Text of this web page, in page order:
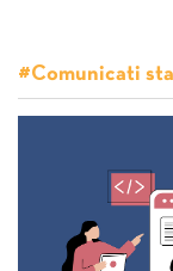
#Comunicati